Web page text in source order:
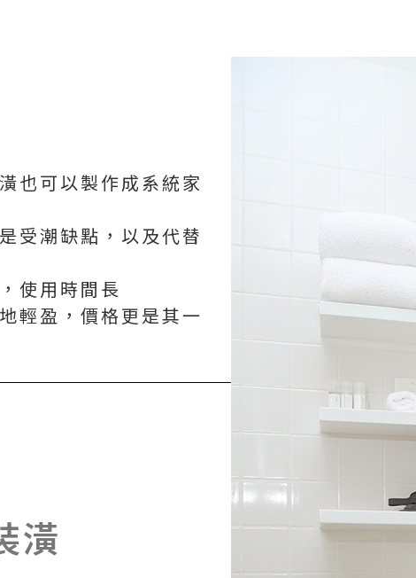
也可以製作成系統家
受潮缺點，以及代替
使用時間長
輕盈，價格更是其一
潢